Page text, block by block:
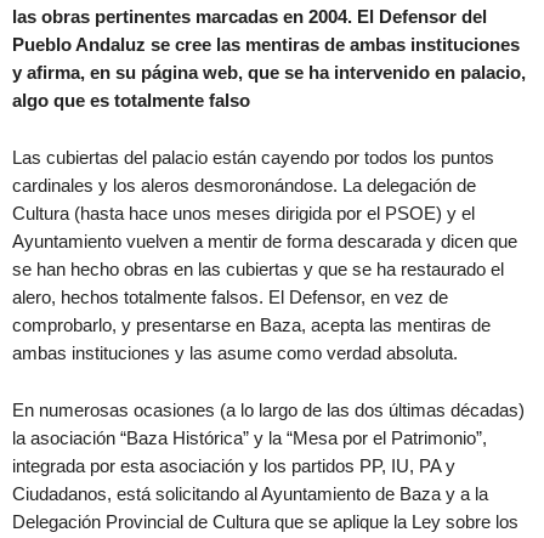
las obras pertinentes marcadas en 2004. El Defensor del
Pueblo Andaluz se cree las mentiras de ambas instituciones
y afirma, en su página web, que se ha intervenido en palacio,
algo que es totalmente falso
Las cubiertas del palacio están cayendo por todos los puntos
cardinales y los aleros desmoronándose. La delegación de
Cultura (hasta hace unos meses dirigida por el PSOE) y el
Ayuntamiento vuelven a mentir de forma descarada y dicen que
se han hecho obras en las cubiertas y que se ha restaurado el
alero, hechos totalmente falsos. El Defensor, en vez de
comprobarlo, y presentarse en Baza, acepta las mentiras de
ambas instituciones y las asume como verdad absoluta.
En numerosas ocasiones (a lo largo de las dos últimas décadas)
la asociación “Baza Histórica” y la “Mesa por el Patrimonio”,
integrada por esta asociación y los partidos PP, IU, PA y
Ciudadanos, está solicitando al Ayuntamiento de Baza y a la
Delegación Provincial de Cultura que se aplique la Ley sobre los